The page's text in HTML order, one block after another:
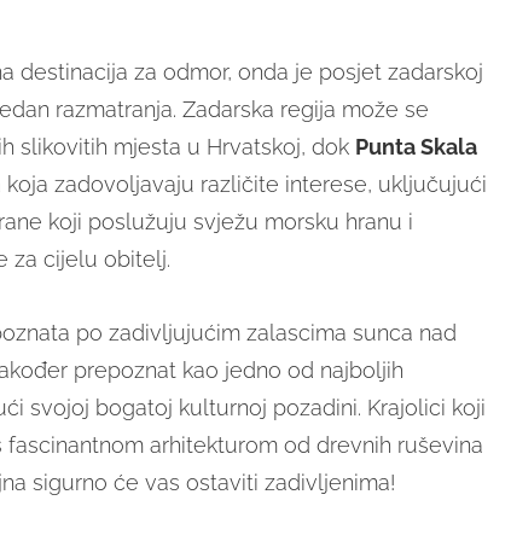
destinacija za odmor, onda je posjet zadarskoj
razmatranja. Zadarska regija može se
slikovitih mjesta u Hrvatskoj, dok Punta Skala
zadovoljavaju različite interese, uključujući
koji poslužuju svježu morsku hranu i
za cijelu obitelj.
po zadivljujućim zalascima sunca nad
prepoznat kao jedno od najboljih
svojoj bogatoj kulturnoj pozadini. Krajolici koji
arhitekturom od drevnih ruševina
sigurno će vas ostaviti zadivljenima!